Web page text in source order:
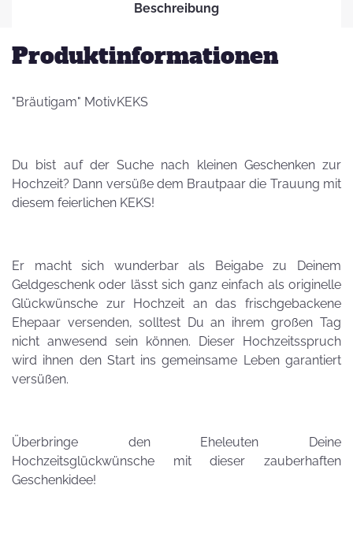
Beschreibung
Produktinformationen
"Bräutigam" MotivKEKS
Du bist auf der Suche nach kleinen Geschenken zur
Hochzeit? Dann versüße dem Brautpaar die Trauung mit
diesem feierlichen KEKS!
Er macht sich wunderbar als Beigabe zu Deinem
Geldgeschenk oder lässt sich ganz einfach als originelle
Glückwünsche zur Hochzeit an das frischgebackene
Ehepaar versenden, solltest Du an ihrem großen Tag
nicht anwesend sein können. Dieser Hochzeitsspruch
wird ihnen den Start ins gemeinsame Leben garantiert
versüßen.
Überbringe den Eheleuten Deine
Hochzeitsglückwünsche mit dieser zauberhaften
Geschenkidee!